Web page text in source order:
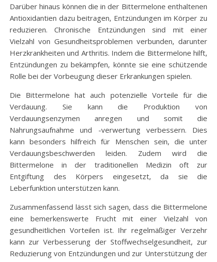
Darüber hinaus können die in der Bittermelone enthaltenen
Antioxidantien dazu beitragen, Entzündungen im Körper zu
reduzieren. Chronische Entzündungen sind mit einer
Vielzahl von Gesundheitsproblemen verbunden, darunter
Herzkrankheiten und Arthritis. Indem die Bittermelone hilft,
Entzündungen zu bekämpfen, könnte sie eine schützende
Rolle bei der Vorbeugung dieser Erkrankungen spielen.
Die Bittermelone hat auch potenzielle Vorteile für die
Verdauung. Sie kann die Produktion von
Verdauungsenzymen anregen und somit die
Nahrungsaufnahme und -verwertung verbessern. Dies
kann besonders hilfreich für Menschen sein, die unter
Verdauungsbeschwerden leiden. Zudem wird die
Bittermelone in der traditionellen Medizin oft zur
Entgiftung des Körpers eingesetzt, da sie die
Leberfunktion unterstützen kann.
Zusammenfassend lässt sich sagen, dass die Bittermelone
eine bemerkenswerte Frucht mit einer Vielzahl von
gesundheitlichen Vorteilen ist. Ihr regelmäßiger Verzehr
kann zur Verbesserung der Stoffwechselgesundheit, zur
Reduzierung von Entzündungen und zur Unterstützung der